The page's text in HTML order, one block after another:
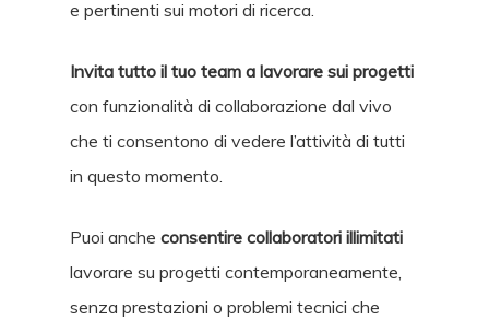
e pertinenti sui motori di ricerca.
Invita tutto il tuo team a lavorare sui progetti
con funzionalità di collaborazione dal vivo
che ti consentono di vedere l’attività di tutti
in questo momento.
Puoi anche consentire collaboratori illimitati
lavorare su progetti contemporaneamente,
senza prestazioni o problemi tecnici che